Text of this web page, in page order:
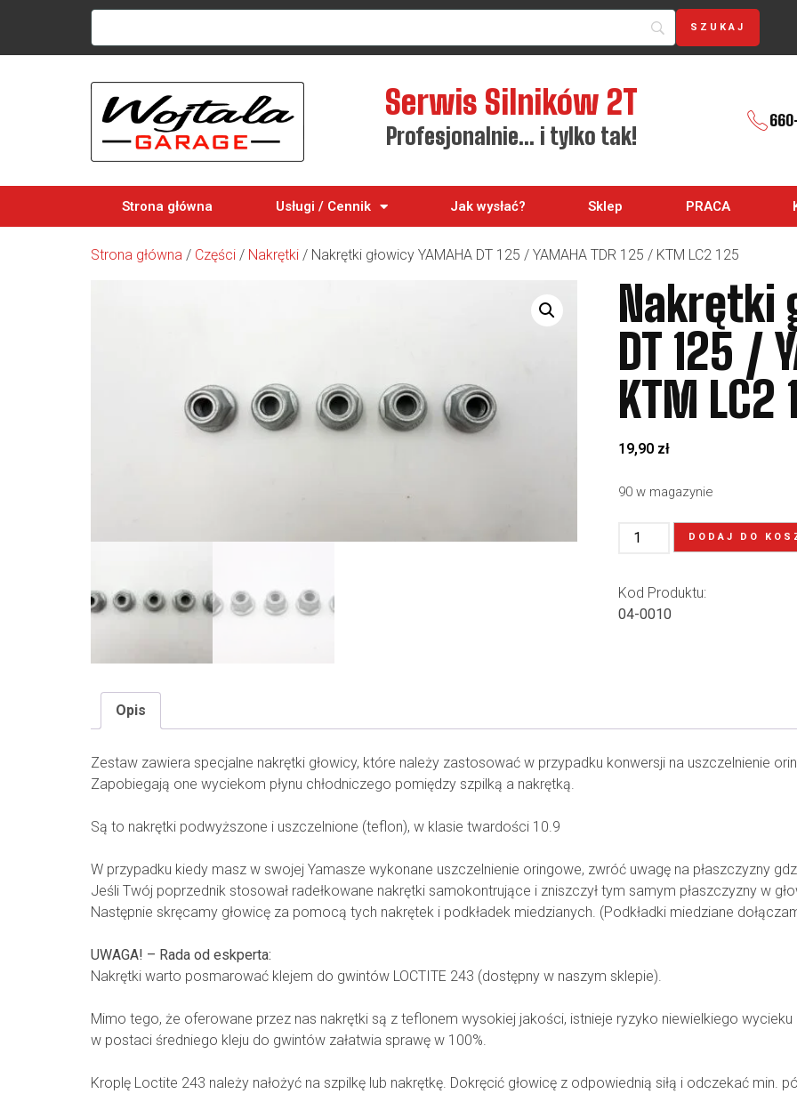
Serwis Silników 2T
Profesjonalnie… i tylko tak!
Strona główna Usługi / Cennik Jak wysłać? Sklep PRACA
Strona główna / Części / Nakrętki / Nakrętki głowicy YAMAHA DT 125 / YAMAHA TDR 125 / KTM LC2 125
Nakrętki
DT 125 /
KTM LC2
19,90 zł
90 w magazynie
DODAJ DO
Kod Produktu:
04-0010
Opis
Zestaw zawiera specjalne nakrętki głowicy, które należy zastosować w przypadku konwersji na uszczelnienie
Zapobiegają one wyciekom płynu chłodniczego pomiędzy szpilką a nakrętką.
Są to nakrętki podwyższone i uszczelnione (teflon), w klasie twardości 10.9
W przypadku kiedy masz w swojej Yamasze wykonane uszczelnienie oringowe, zwróć uwagę na płaszczyzny
Jeśli Twój poprzednik stosował radełkowane nakrętki samokontrujące i zniszczył tym samym płaszczyzny w
Następnie skręcamy głowicę za pomocą tych nakrętek i podkładek miedzianych. (Podkładki miedziane
UWAGA! – Rada od eskperta:
Nakrętki warto posmarować klejem do gwintów LOCTITE 243 (dostępny w naszym sklepie).
Mimo tego, że oferowane przez nas nakrętki są z teflonem wysokiej jakości, istnieje ryzyko niewielkiego
w postaci średniego kleju do gwintów załatwia sprawę w 100%.
Kroplę Loctite 243 należy nałożyć na szpilkę lub nakrętkę. Dokręcić głowicę z odpowiednią siłą i odczekać min.